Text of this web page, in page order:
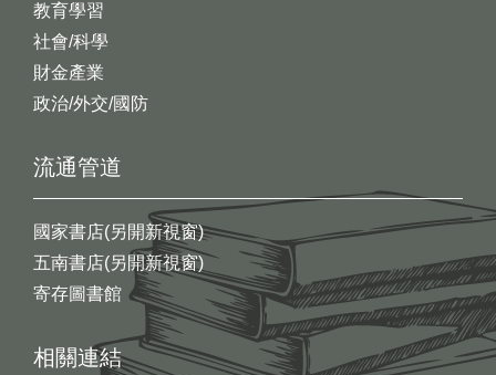
教育學習
社會/科學
財金產業
政治/外交/國防
流通管道
國家書店(另開新視窗)
五南書店(另開新視窗)
寄存圖書館
相關連結